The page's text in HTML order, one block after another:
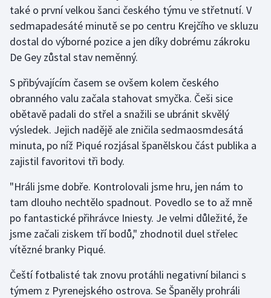
také o první velkou šanci českého týmu ve střetnutí. V
sedmapadesáté minutě se po centru Krejčího ve skluzu
dostal do výborné pozice a jen díky dobrému zákroku
De Gey zůstal stav neměnný.
S přibývajícím časem se ovšem kolem českého
obranného valu začala stahovat smyčka. Češi sice
obětavě padali do střel a snažili se ubránit skvělý
výsledek. Jejich nadějě ale zničila sedmaosmdesátá
minuta, po níž Piqué rozjásal španělskou část publika a
zajistil favoritovi tři body.
"Hráli jsme dobře. Kontrolovali jsme hru, jen nám to
tam dlouho nechtělo spadnout. Povedlo se to až mně
po fantastické přihrávce Iniesty. Je velmi důležité, že
jsme začali ziskem tří bodů," zhodnotil duel střelec
vítězné branky Piqué.
Čeští fotbalisté tak znovu protáhli negativní bilanci s
týmem z Pyrenejského ostrova. Se Španěly prohráli